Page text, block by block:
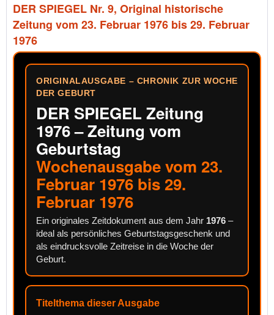
DER SPIEGEL Nr. 9, Original historische
Zeitung vom 23. Februar 1976 bis 29. Februar
1976
ORIGINALAUSGABE – CHRONIK ZUR WOCHE
DER GEBURT
DER SPIEGEL Zeitung
1976 – Zeitung vom
Geburtstag
Wochenausgabe vom 23.
Februar 1976 bis 29.
Februar 1976
Ein originales Zeitdokument aus dem Jahr 1976 –
ideal als persönliches Geburtstagsgeschenk und
als eindrucksvolle Zeitreise in die Woche der
Geburt.
Titelthema dieser Ausgabe